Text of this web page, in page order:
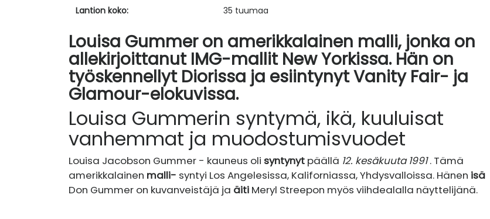
Lantion koko: 35 tuumaa
Louisa Gummer on amerikkalainen malli, jonka on
allekirjoittanut IMG-mallit New Yorkissa. Hän on
työskennellyt Diorissa ja esiintynyt Vanity Fair- ja
Glamour-elokuvissa.
Louisa Gummerin syntymä, ikä, kuuluisat
vanhemmat ja muodostumisvuodet
Louisa Jacobson Gummer - kauneus oli syntynyt päällä 12. kesäkuuta 1991 . Tämä
amerikkalainen malli- syntyi Los Angelesissa, Kaliforniassa, Yhdysvalloissa. Hänen isä
Don Gummer on kuvanveistäjä ja äiti Meryl Streepon myös viihdealalla näyttelijänä.